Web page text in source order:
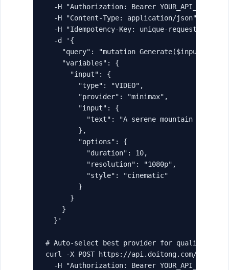
  -H "Authorization: Bearer YOUR_API_KEY" \
  -H "Content-Type: application/json" \
-H "Idempotency-Key: unique-request-id-
  -d '{
"query": "mutation Generate($input:
    "variables": {
      "input": {
        "type": "VIDEO",
        "provider": "minimax",
        "input": {
"text": "A serene mountain
        },
        "options": {
          "duration": 10,
          "resolution": "1080p",
          "style": "cinematic"
        }
      }
    }
  }'
# Auto-select best provider for quality
curl -X POST https://api.doitong.com/
  -H "Authorization: Bearer YOUR_API_KEY" \